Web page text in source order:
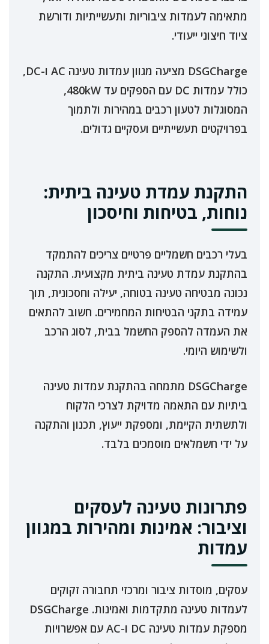
מתאימה לעמדות ציבוריות ותעשייתיות ודורשת
ציוד חיצוני ייעודי.
DSGCharge מציעה מגוון עמדות טעינה AC ו-DC,
כולל עמדות DC עם הספקים עד 480kW,
המסוגלות לטעון רכבים במהירות ולתמוך
בפרויקטים תעשייתיים ועסקיים גדולים.
התקנת עמדת טעינה ביתית:
נוחות, בטיחות וחיסכון
בעלי רכבים חשמליים פרטיים צריכים להתמקד
בהתקנת עמדת טעינה ביתית מקצועית. התקנה
נכונה מבטיחה טעינה בטוחה, יעילה וחסכונית, תוך
עמידה בתקני הבטיחות המחמירים. חשוב להתאים
את העמדה להספק החשמל בבית, לסוג הרכב
ולשימוש היומי.
DSGCharge מתמחה בהתקנת עמדות טעינה
ביתיות עם התאמה מדויקת לצרכי הלקוח
ולתשתית הקיימת, ומספקת ייעוץ, תכנון והתקנה
על ידי חשמלאים מוסמכים בלבד.
פתרונות טעינה לעסקים
וציבור: אמינות ומהירות במגוון
עמדות
עסקים, מוסדות ציבור ומרכזי תחבורה זקוקים
לעמדות טעינה מתקדמות ואמינות. DSGCharge
מספקת עמדות טעינה DC ו-AC עם אפשרויות